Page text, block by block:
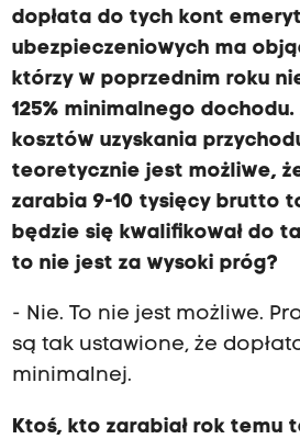
dopłata do tych kont
ubezpieczeniowych ma
którzy w poprzednim roku
125% minimalnego
kosztów uzyskania
teoretycznie jest możliwe,
zarabia 9-10 tysięcy brutto
będzie się kwalifikował do
to nie jest za wysoki próg?
- Nie. To nie jest możliwe.
są tak ustawione, że
minimalnej.
Ktoś, kto zarabiał rok temu